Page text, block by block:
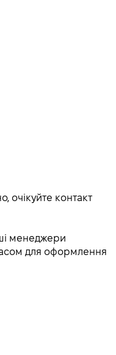
очікуйте контакт
менеджери
для оформлення